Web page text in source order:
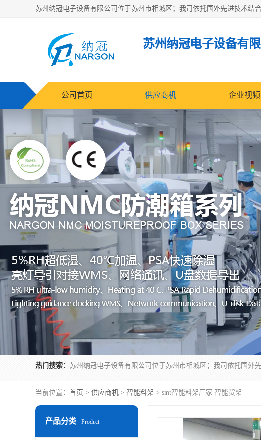
苏州纳冠电子设备有
公司首页 供应商机 企业视频
热门搜索：
当前位置： 首页 > 供应商机 > 智能料架 > smt智能料架厂家 智能货架
产品分类 Product